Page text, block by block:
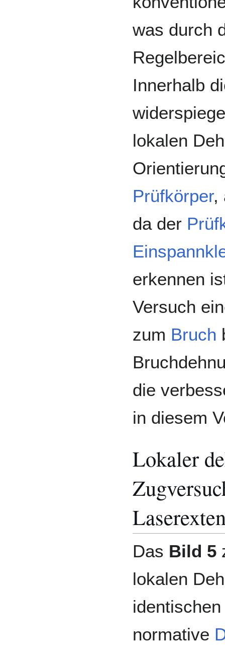
was durch
Innerhalb
lokalen
Prüfkörper,
da der
erkennen
Versuch
zum Bruch
die
in diesem
Lokaler
Das Bild 5
lokalen
normative